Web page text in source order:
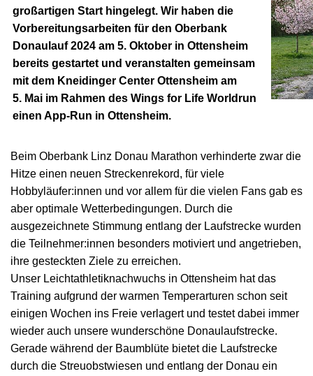
großartigen Start hingelegt. Wir haben die
Vorbereitungsarbeiten für den Oberbank
Donaulauf 2024 am 5. Oktober in Ottensheim
bereits gestartet und veranstalten gemeinsam
mit dem Kneidinger Center Ottensheim am
5. Mai im Rahmen des Wings for Life Worldrun
einen App-Run in Ottensheim.
Beim Oberbank Linz Donau Marathon verhinderte zwar die
Hitze einen neuen Streckenrekord, für viele
Hobbyläufer:innen und vor allem für die vielen Fans gab es
aber optimale Wetterbedingungen. Durch die
ausgezeichnete Stimmung entlang der Laufstrecke wurden
die Teilnehmer:innen besonders motiviert und angetrieben,
ihre gesteckten Ziele zu erreichen.
Unser Leichtathletiknachwuchs in Ottensheim hat das
Training aufgrund der warmen Temperarturen schon seit
einigen Wochen ins Freie verlagert und testet dabei immer
wieder auch unsere wunderschöne Donaulaufstrecke.
Gerade während der Baumblüte bietet die Laufstrecke
durch die Streuobstwiesen und entlang der Donau ein